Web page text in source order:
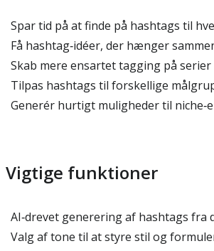
Spar tid på at finde på hashtags til
Få hashtag‑idéer, der hænger
Skab mere ensartet tagging på
Tilpas hashtags til forskellige
Generér hurtigt muligheder til
Vigtige funktioner
AI‑drevet generering af hashtags fra
Valg af tone til at styre stil og